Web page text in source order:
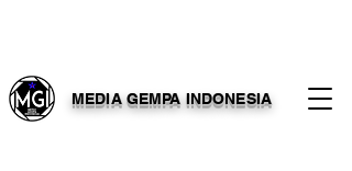
MEDIA GEMPA INDONESIA